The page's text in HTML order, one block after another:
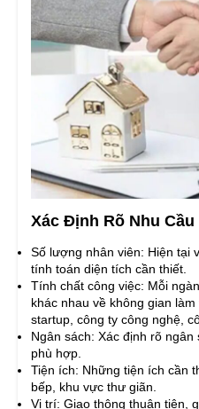
Xác Định Rõ Nhu Cầu
Số lượng nhân viên: Hiện tại
tính toán diện tích cần thiết.
Tính chất công việc: Mỗi
khác nhau về không gian
startup, công ty công nghệ,
Ngân sách: Xác định rõ
phù hợp.
Tiện ích: Những tiện ích cần
bếp, khu vực thư giãn.
Vị trí: Giao thông thuận tiện,